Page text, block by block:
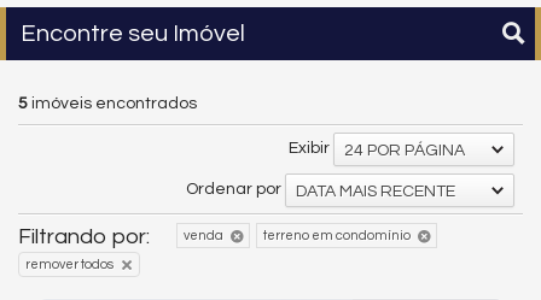
Encontre seu Imóvel
5 imóveis encontrados
Exibir 24 POR PÁGINA
Ordenar por DATA MAIS RECENTE
Filtrando por: venda terreno em condomínio
remover todos